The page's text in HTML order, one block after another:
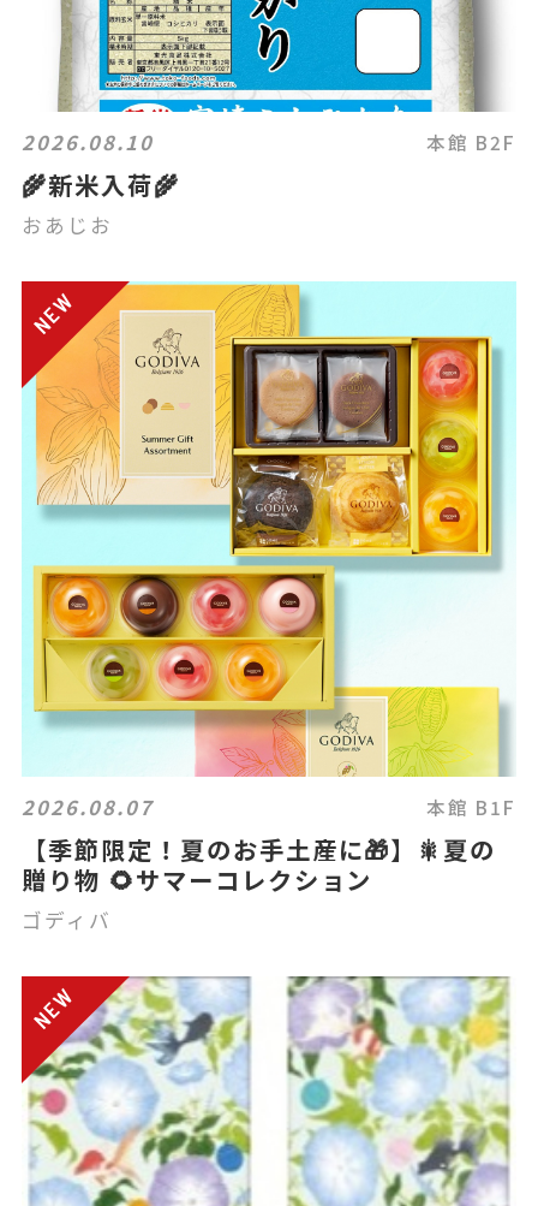
2026.08.10 本館 B2F
🌾新米入荷🌾
おあじお
2026.08.07 本館 B1F
【季節限定！夏のお手土産に🎁】🎇夏の
贈り物 🌻サマーコレクション
ゴディバ